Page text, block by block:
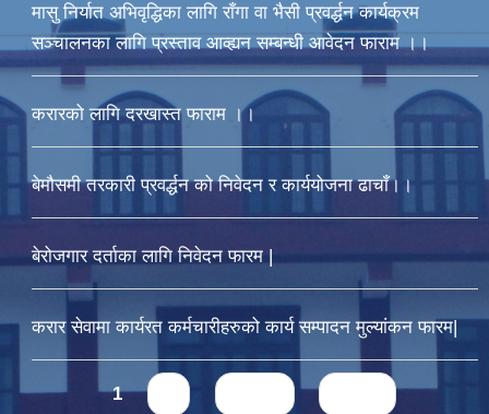
मासु निर्यात अभिवृद्धिका लागि राँगा वा भैसी प्रवर्द्धन कार्यक्रम
सञ्चालनका लागि प्रस्ताव आव्ह्यन सम्बन्धी आवेदन फाराम ।।
करारको लागि दरखास्त फाराम ।।
बेमौसमी तरकारी प्रवर्द्धन को निवेदन र कार्ययोजना ढाचाँ।।
बेरोजगार दर्ताका लागि निवेदन फारम |
करार सेवामा कार्यरत कर्मचारीहरुको कार्य सम्पादन मुल्यांकन फारम|
Pages1